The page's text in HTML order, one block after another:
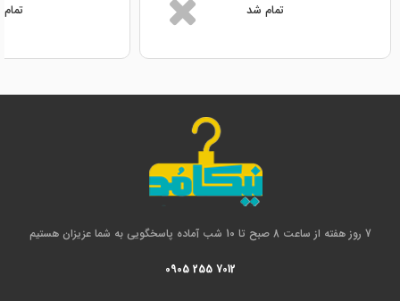
تمام شد
7 روز هفته از ساعت 8 صبح تا 10 شب آماده پاسخگویی به شما عزیزان هستیم
0905 255 7012